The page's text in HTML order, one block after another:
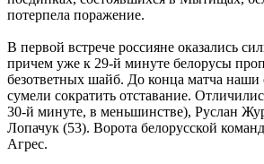
потерпела поражение.
В первой встрече россияне оказались
причем уже к 29-й минуте белорусы
безответных шайб. До конца матча наши
сумели сократить отставание.
30-й минуте, в меньшинстве), Руслан
Лопачук (53). Ворота белорусской
Агрес.